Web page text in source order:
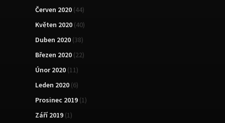
Červen 2020 (44)
Květen 2020 (40)
Duben 2020 (38)
Březen 2020 (22)
Únor 2020 (11)
Leden 2020 (6)
Prosinec 2019 (1)
Září 2019 (1)